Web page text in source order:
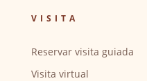
VISITA
Reservar visita guiada
Visita virtual